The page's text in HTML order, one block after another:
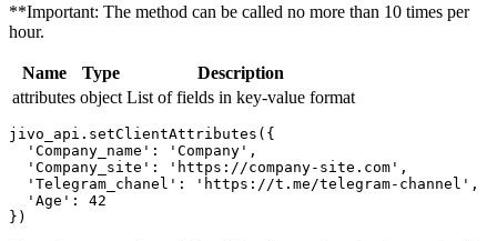
**Important: The method can be called no more than 10 times per
hour.
Name Type
Description
attributes object List of fields in key-value format
jivo_api.setClientAttributes({
  'Company_name': 'Company',
  'Company_site': 'https://company-site.com',
  'Telegram_chanel': 'https://t.me/telegram-channel',
  'Age': 42